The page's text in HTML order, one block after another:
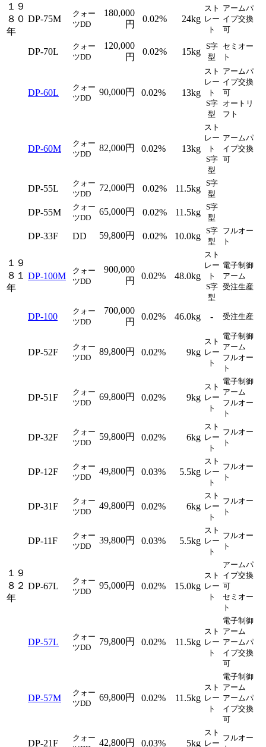
１９
８０
年
DP-75M
クォー
ツDD
180,000
円
0.02% 24kg
スト
レー
ト
アームパ
イプ交換
可
DP-70L
クォー
ツDD
120,000
円
0.02% 15kg
S字
型
セミオー
ト
DP-60L
クォー
ツDD
90,000円 0.02% 13kg
スト
レー
ト
S字
型
アームパ
イプ交換
可
オートリ
フト
DP-60M
クォー
ツDD
82,000円 0.02% 13kg
スト
レー
ト
S字
型
アームパ
イプ交換
可
DP-55L
クォー
ツDD
72,000円 0.02% 11.5kg
S字
型
DP-55M
クォー
ツDD
65,000円 0.02% 11.5kg
S字
型
DP-33F DD 59,800円 0.02% 10.0kg
S字
型
フルオー
ト
１９
８１
年
DP-100M
クォー
ツDD
900,000
円
0.02% 48.0kg
スト
レー
ト
S字
型
電子制御
アーム
受注生産
DP-100
クォー
ツDD
700,000
円
0.02% 46.0kg - 受注生産
DP-52F
クォー
ツDD
89,800円 0.02% 9kg
スト
レー
ト
電子制御
アーム
フルオー
ト
DP-51F
クォー
ツDD
69,800円 0.02% 9kg
スト
レー
ト
電子制御
アーム
フルオー
ト
DP-32F
クォー
ツDD
59,800円 0.02% 6kg
スト
レー
ト
フルオー
ト
DP-12F
クォー
ツDD
49,800円 0.03% 5.5kg
スト
レー
ト
フルオー
ト
DP-31F
クォー
ツDD
49,800円 0.02% 6kg
スト
レー
ト
フルオー
ト
DP-11F
クォー
ツDD
39,800円 0.03% 5.5kg
スト
レー
ト
フルオー
ト
１９
８２
年
DP-67L
クォー
ツDD
95,000円 0.02% 15.0kg
スト
レー
ト
アームパ
イプ交換
可
セミオー
ト
DP-57L
クォー
ツDD
79,800円 0.02% 11.5kg
スト
レー
ト
電子制御
アーム
アームパ
イプ交換
可
DP-57M
クォー
ツDD
69,800円 0.02% 11.5kg
スト
レー
ト
電子制御
アーム
アームパ
イプ交換
可
DP-21F
クォー 42,800円 0.03% 5kg
スト
レー
フルオー